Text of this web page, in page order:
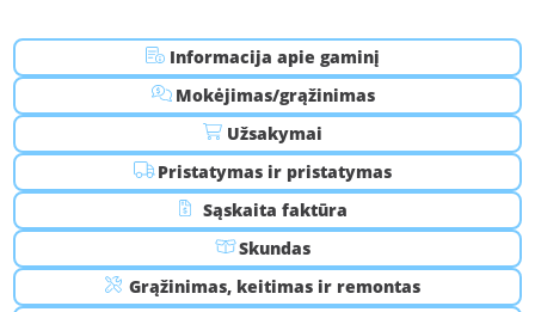
Privatumo duomenys
Grąžinimas & Atsisakymas
Taisyklės ir sąlygos
Priemokos garantijos sąlygos
Informacija apie gaminį
Mokėjimas/grąžinimas
Užsakymai
Pristatymas ir pristatymas
Sąskaita faktūra
Skundas
Grąžinimas, keitimas ir remontas